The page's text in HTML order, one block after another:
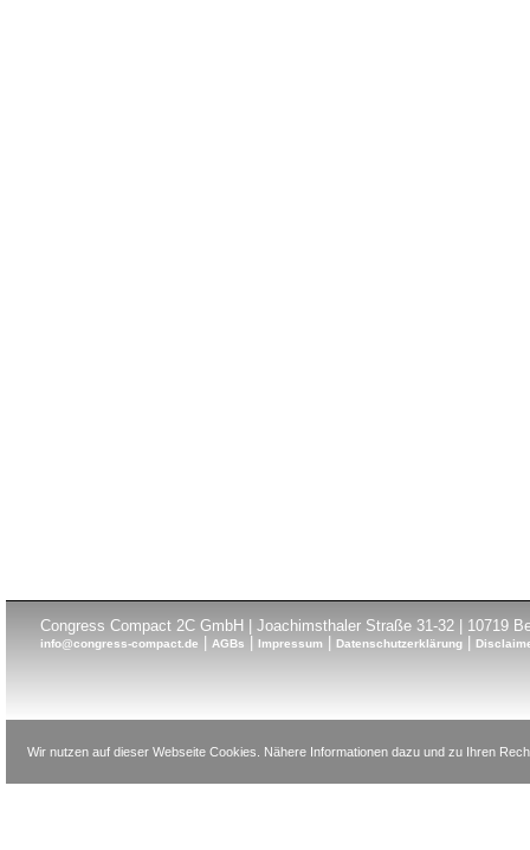
Congress Compact 2C GmbH | Joachimsthaler Straße 31-32 | 10719
info@congress-compact.de |AGBs |Impressum |Datenschutzerklärung |
Wir nutzen auf dieser Webseite Cookies. Nähere Informationen dazu und zu Ihren